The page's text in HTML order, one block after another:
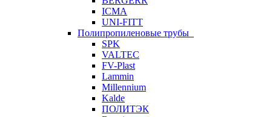
ICMA
UNI-FITT
Полипропиленовые трубы
SPK
VALTEC
FV-Plast
Lammin
Millennium
Kalde
ПОЛИТЭК